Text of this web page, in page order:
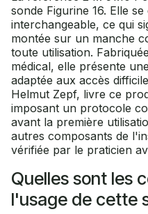
sonde Figurine 16. Elle
interchangeable, ce qui
montée sur un manche
toute utilisation.
médical, elle présente
adaptée aux accès
Helmut Zepf, livre ce
imposant un protocole
avant la première
autres composants de
vérifiée par le praticien
Quelles sont les
l'usage de cette